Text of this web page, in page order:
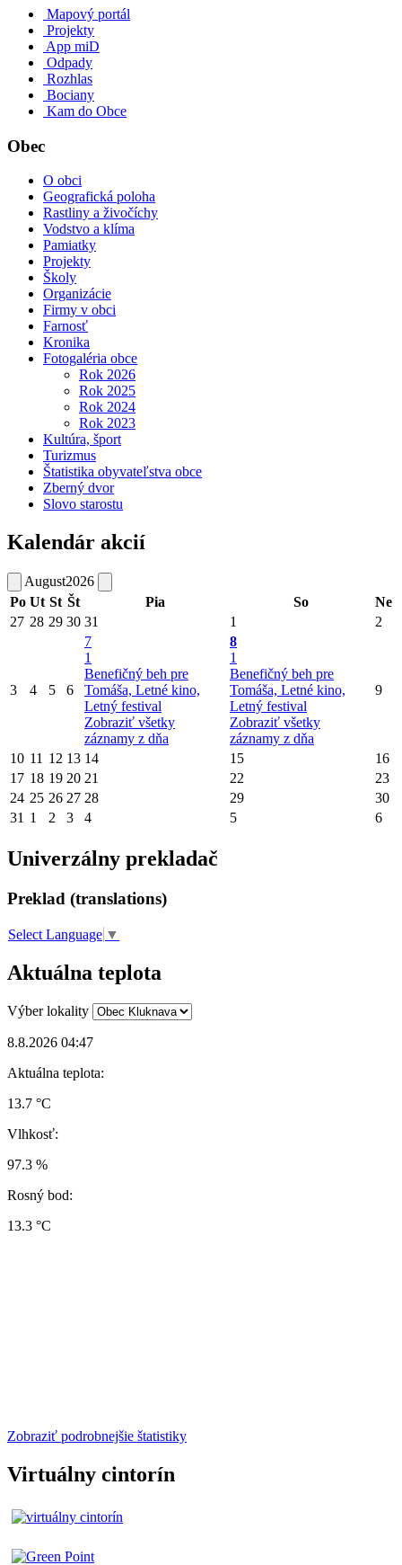
Mapový portál
Projekty
App miD
Odpady
Rozhlas
Bociany
Kam do Obce
Obec
O obci
Geografická poloha
Rastliny a živočíchy
Vodstvo a klíma
Pamiatky
Projekty
Školy
Organizácie
Firmy v obci
Farnosť
Kronika
Fotogaléria obce
Rok 2026
Rok 2025
Rok 2024
Rok 2023
Kultúra, šport
Turizmus
Štatistika obyvateľstva obce
Zberný dvor
Slovo starostu
Kalendár akcií
August2026
Po Ut St Št Pia So
Ne
27 28 29 30 31 1 2
3 4 5 6
7
1
Benefičný beh pre
Tomáša, Letné kino,
Letný festival
Zobraziť všetky
záznamy z dňa
8
1
Benefičný beh pre
Tomáša, Letné kino,
Letný festival
Zobraziť všetky
záznamy z dňa
9
10 11 12 13 14 15
16
17 18 19 20 21 22
23
24 25 26 27 28 29
30
31 1 2 3 4 5 6
Univerzálny prekladač
Preklad (translations)
Select Language ▼
Aktuálna teplota
Výber lokality
8.8.2026 04:47
Aktuálna teplota:
13.7 °C
Vlhkosť:
97.3 %
Rosný bod:
13.3 °C
Zobraziť podrobnejšie štatistiky
Virtuálny cintorín